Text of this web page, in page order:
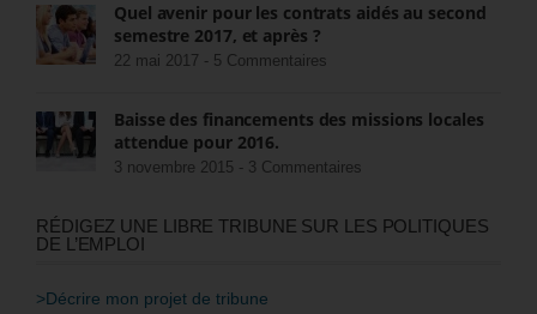
Quel avenir pour les contrats aidés au second
semestre 2017, et après ?
22 mai 2017 - 5 Commentaires
Baisse des financements des missions locales
attendue pour 2016.
3 novembre 2015 - 3 Commentaires
RÉDIGEZ UNE LIBRE TRIBUNE SUR LES POLITIQUES
DE L’EMPLOI
>Décrire mon projet de tribune